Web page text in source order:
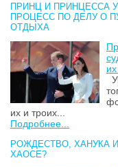
ПРИНЦ И ПРИНЦЕССА
ПРОЦЕСС ПО ДЕЛУ О
ОТДЫХА
их и троих...
Подробнее...
РОЖДЕСТВО, ХАНУКА
ХАОСЕ?